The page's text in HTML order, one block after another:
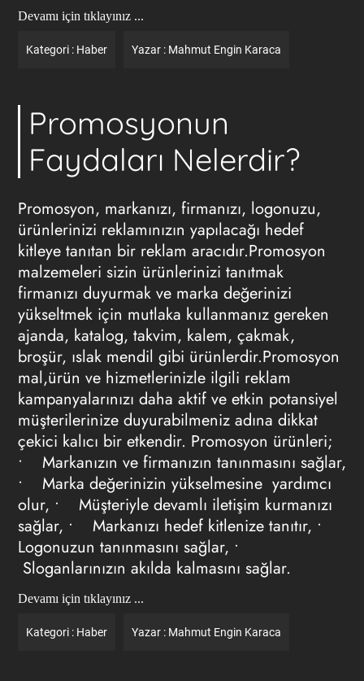
Devamı için tıklayınız ...
Kategori : Haber Yazar : Mahmut Engin Karaca
Promosyonun
Faydaları Nelerdir?
Promosyon, markanızı, firmanızı, logonuzu,
ürünlerinizi reklamınızın yapılacağı hedef
kitleye tanıtan bir reklam aracıdır.Promosyon
malzemeleri sizin ürünlerinizi tanıtmak
firmanızı duyurmak ve marka değerinizi
yükseltmek için mutlaka kullanmanız gereken
ajanda, katalog, takvim, kalem, çakmak,
broşür, ıslak mendil gibi ürünlerdir.Promosyon
mal,ürün ve hizmetlerinizle ilgili reklam
kampanyalarınızı daha aktif ve etkin potansiyel
müşterilerinize duyurabilmeniz adına dikkat
çekici kalıcı bir etkendir. Promosyon ürünleri;
• Markanızın ve firmanızın tanınmasını sağlar,
• Marka değerinizin yükselmesine yardımcı
olur, • Müşteriyle devamlı iletişim kurmanızı
sağlar, • Markanızı hedef kitlenize tanıtır, •
Logonuzun tanınmasını sağlar, •
Sloganlarınızın akılda kalmasını sağlar.
Devamı için tıklayınız ...
Kategori : Haber Yazar : Mahmut Engin Karaca